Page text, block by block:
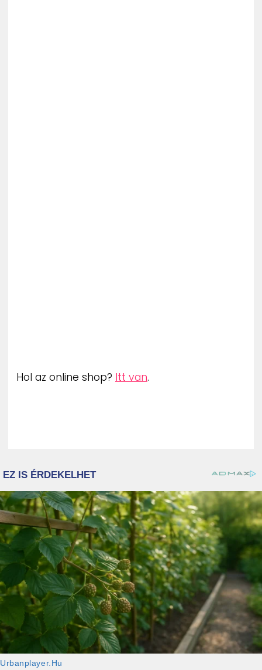
Hol az online shop? Itt van.